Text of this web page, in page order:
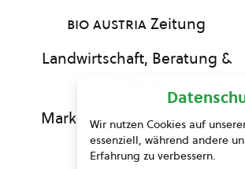
bio austriaZeitung
Landwirtschaft, Beratung &
Marketing und Information
Presse
Wir nutzen Cookies auf
essenziell, während andere
Erfahrung zu verbessern.